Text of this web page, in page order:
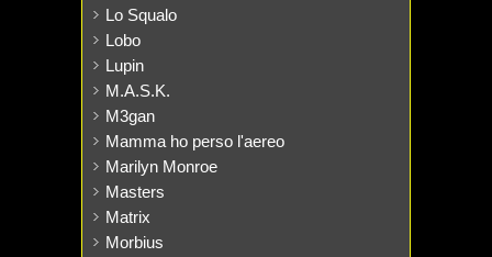
Lo Squalo
Lobo
Lupin
M.A.S.K.
M3gan
Mamma ho perso l'aereo
Marilyn Monroe
Masters
Matrix
Morbius